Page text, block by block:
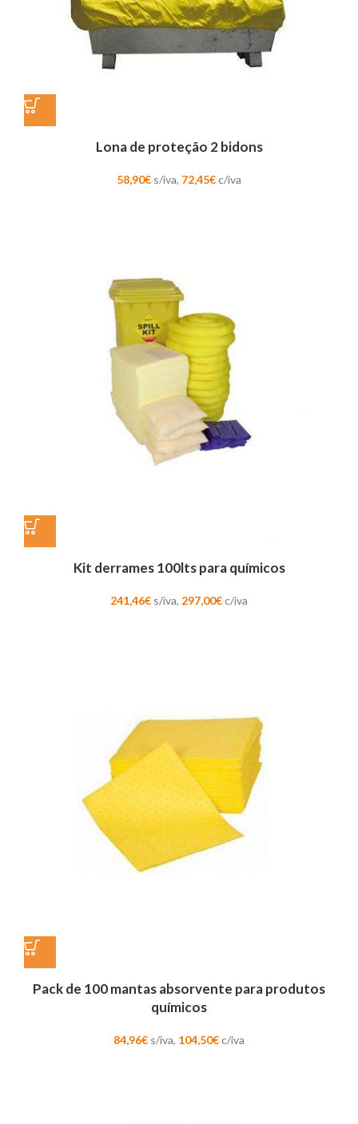
Lona de proteção 2 bidons
58,90€ s/iva, 72,45€c/iva
Kit derrames 100lts para químicos
241,46€ s/iva, 297,00€c/iva
Pack de 100 mantas absorvente para produtos
químicos
84,96€ s/iva, 104,50€c/iva